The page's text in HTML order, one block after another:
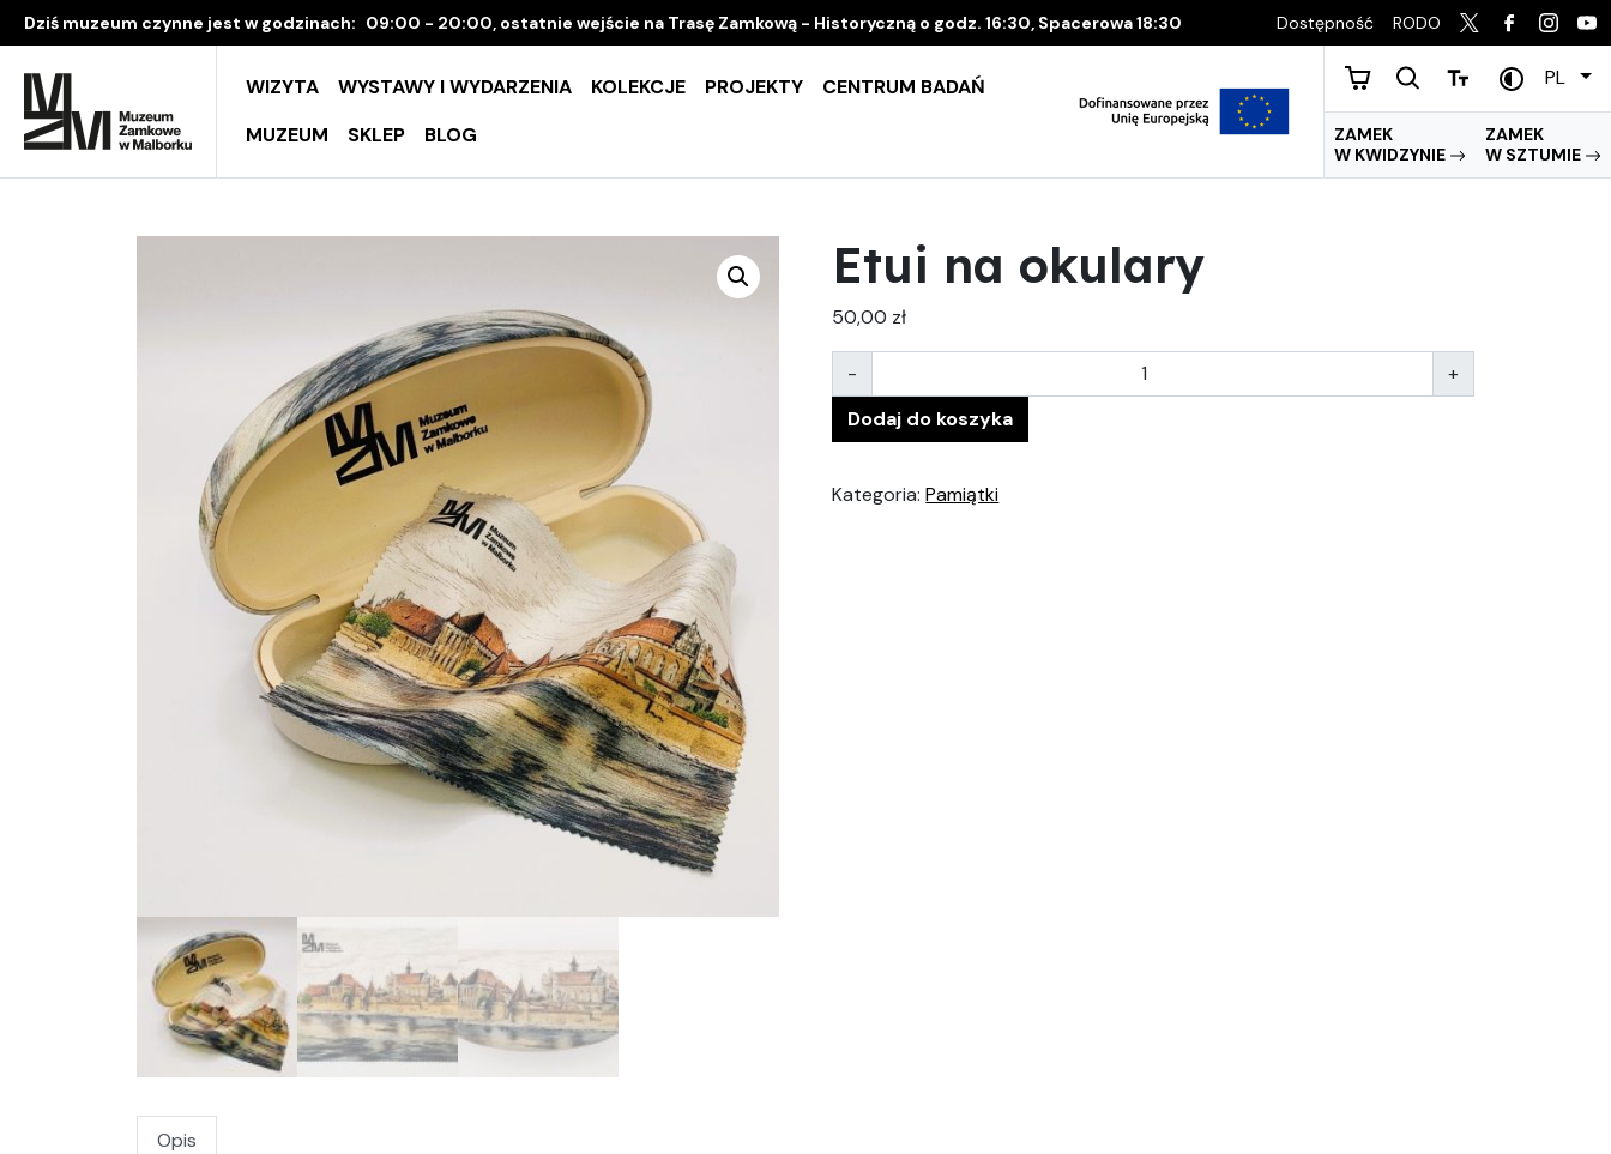
Dziś muzeum czynne jest w godzinach: 09:00 - 20:00, ostatnie wejście na Trasę Zamkową - Historyczną o godz. 16:30, Spacerowa 18:30 Dostępność RODO
WIZYTA WYSTAWY I WYDARZENIA KOLEKCJE PROJEKTY
CENTRUM BADAŃ
MUZEUM
SKLEP BLOG
PL
ZAMEK
W KWIDZYNIE
ZAMEK
W SZTUMIE
Etui na okulary
50,00 zł
-
+
Dodaj do koszyka
Kategoria:Pamiątki
Opis